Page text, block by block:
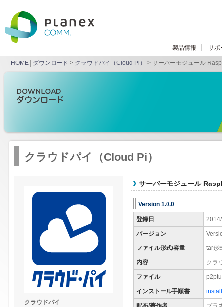
製品情報 サポ
HOME ダウンロード > クラウドパイ（Cloud Pi） > サーバーモジュール
クラウドパイ（Cloud Pi）
クラウドパイ
サーバーモジュール
Version 1.0.0
登録日
バージョン
ファイル形式/容量 tar形
内容 クラ
ファイル
インストール手順書
配布/著作者 プラ